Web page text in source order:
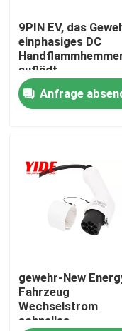
Produkte
Elektroauto-
Motorrad-
Ebike-
Roller-
Aufladungsstapel
9PIN EV, das
einphasiges DC
auflädt
Anfrage
gewehr-New
Fahrzeug
Wechselstrom
schnelles